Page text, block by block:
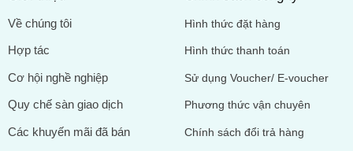
Về chúng tôi
Hợp tác
Cơ hội nghề nghiệp
Quy chế sàn giao dịch
Các khuyến mãi đã bán
Hình thức đặt hàng
Hình thức thanh toán
Sử dụng Voucher/ E-voucher
Phương thức vận chuyên
Chính sách đổi trả hàng